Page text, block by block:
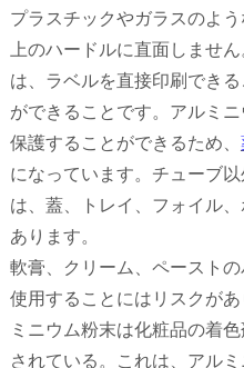
プラスチックやガラスのよ
上のハードルに直面しませ
は、ラベルを直接印刷でき
ができることです。アルミ
保護することができるため、
になっています。チューブ
は、蓋、トレイ、フォイル
あります。
軟膏、クリーム、ペースト
使用することにはリスクがあ
ミニウム粉末は化粧品の着
されている。これは、アル